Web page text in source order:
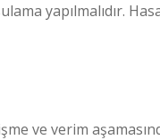
yapılmalıdır.
ve verim